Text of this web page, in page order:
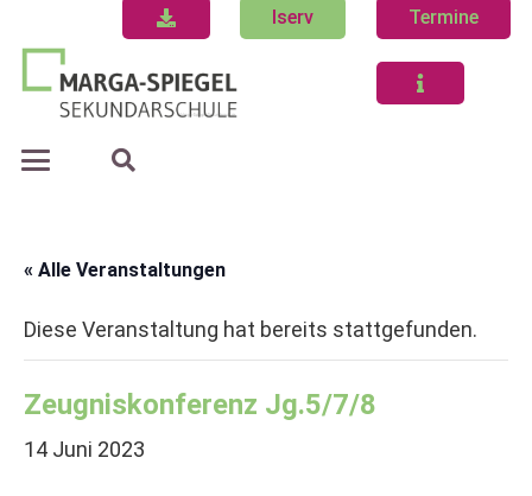
Iserv Termine
« Alle Veranstaltungen
Diese Veranstaltung hat bereits stattgefunden.
Zeugniskonferenz Jg.5/7/8
14 Juni 2023